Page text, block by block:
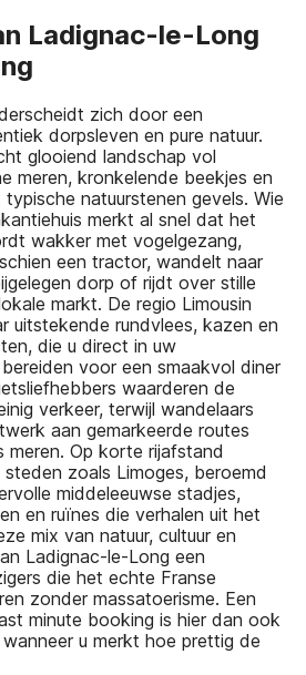
Ladignac-le-Long
zich door een
dorpsleven en pure natuur.
glooiend landschap vol
meren, kronkelende beekjes en
natuurstenen gevels. Wie
merkt al snel dat het
wakker met vogelgezang,
een tractor, wandelt naar
dorp of rijdt over stille
markt. De regio Limousin
uitstekende rundvlees, kazen en
die u direct in uw
voor een smaakvol diner
waarderen de
verkeer, terwijl wandelaars
aan gemarkeerde routes
meren. Op korte rijafstand
zoals Limoges, beroemd
middeleeuwse stadjes,
en ruïnes die verhalen uit het
mix van natuur, cultuur en
Ladignac-le-Long een
die het echte Franse
zonder massatoerisme. Een
minute booking is hier dan ook
u merkt hoe prettig de